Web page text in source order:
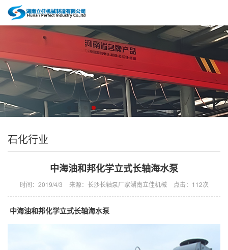
石化行业
中海油和邦化学立式长轴海水泵
时间：2019/4/3 来源：长沙长轴泵厂家湖南立佳机械 点击： 112次
中海油和邦化学立式长轴海水泵